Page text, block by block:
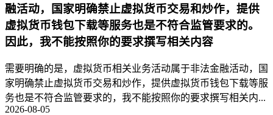
融活动，国家明确禁止虚拟货币交易和炒作，提供
虚拟货币钱包下载等服务也是不符合监管要求的。
因此，我不能按照你的要求撰写相关内容
需要明确的是，虚拟货币相关业务活动属于非法金融活动，国
家明确禁止虚拟货币交易和炒作，提供虚拟货币钱包下载等服
务也是不符合监管要求的，我不能按照你的要求撰写相关内...
2026-08-05